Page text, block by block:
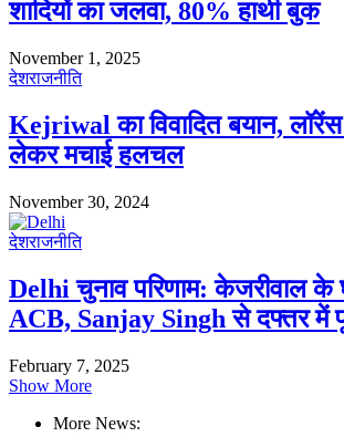
शादियों का जलवा, 80% हाथी बुक
November 1, 2025
देशराजनीति
Kejriwal का विवादित बयान, लॉरेंस
लेकर मचाई हलचल
November 30, 2024
देशराजनीति
Delhi चुनाव परिणाम: केजरीवाल के
ACB, Sanjay Singh से दफ्तर में
February 7, 2025
Show More
More News: